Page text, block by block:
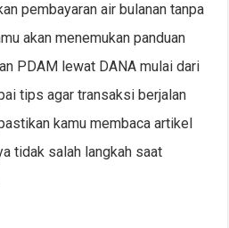
pembayaran air bulanan tanpa
akan menemukan panduan
PDAM lewat DANA mulai dari
tips agar transaksi berjalan
kamu membaca artikel
tidak salah langkah saat